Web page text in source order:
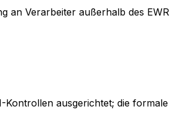
an Verarbeiter außerhalb des
ausgerichtet; die